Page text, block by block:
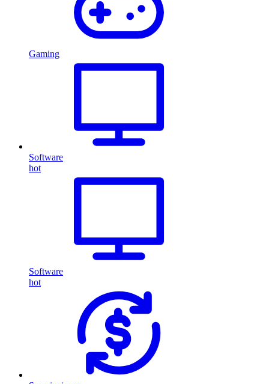
Gaming
Software
hot
Software
hot